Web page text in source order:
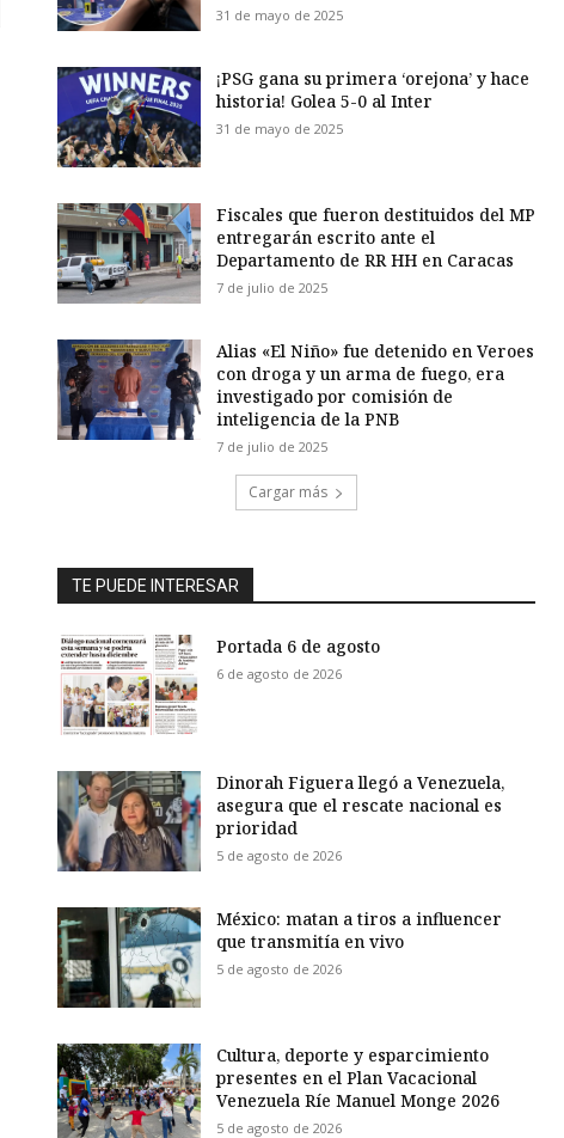
31 de mayo de 2025
¡PSG gana su primera ‘orejona’ y hace
historia! Golea 5-0 al Inter
31 de mayo de 2025
Fiscales que fueron destituidos del MP
entregarán escrito ante el
Departamento de RR HH en Caracas
7 de julio de 2025
Alias «El Niño» fue detenido en Veroes
con droga y un arma de fuego, era
investigado por comisión de
inteligencia de la PNB
7 de julio de 2025
Cargar más
TE PUEDE INTERESAR
Portada 6 de agosto
6 de agosto de 2026
Dinorah Figuera llegó a Venezuela,
asegura que el rescate nacional es
prioridad
5 de agosto de 2026
México: matan a tiros a influencer
que transmitía en vivo
5 de agosto de 2026
Cultura, deporte y esparcimiento
presentes en el Plan Vacacional
Venezuela Ríe Manuel Monge 2026
5 de agosto de 2026